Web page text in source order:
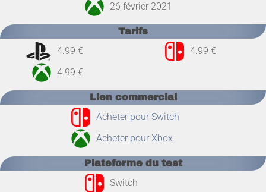
26 février 2021
Tarifs
4.99 €
4.99 €
4.99 €
Lien commercial
Acheter pour Switch
Acheter pour Xbox
Plateforme du test
Switch